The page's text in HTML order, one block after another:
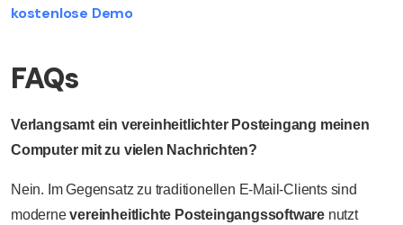
kostenlose Demo
FAQs
Verlangsamt ein vereinheitlichter Posteingang meinen
Computer mit zu vielen Nachrichten?
Nein. Im Gegensatz zu traditionellen E-Mail-Clients sind
modernevereinheitlichte Posteingangssoftware nutzt